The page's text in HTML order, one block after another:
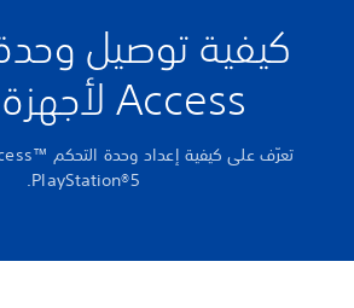
كيفية توصيل
Access لأجهزة PS5
PlayStation®5.